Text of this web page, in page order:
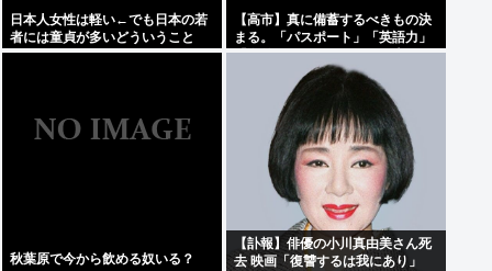
日本人女性は軽い←でも日本の若
者には童貞が多いどういうこと
や？
【高市】真に備蓄するべきもの決
まる。「パスポート」「英語力」
「海外からアクセスして日本円を
海外送金出来るネットバンク」
秋葉原で今から飲める奴いる？
【訃報】俳優の小川真由美さん死
去 映画「復讐するは我にあり」